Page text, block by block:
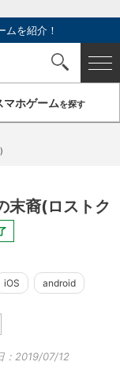
ムを紹介！
マホゲームを探す
末裔(ロストク
iOS android
：2019/07/12